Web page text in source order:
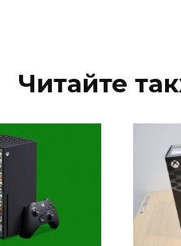
Читайте